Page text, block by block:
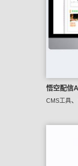
悟空配信
CMS工具、